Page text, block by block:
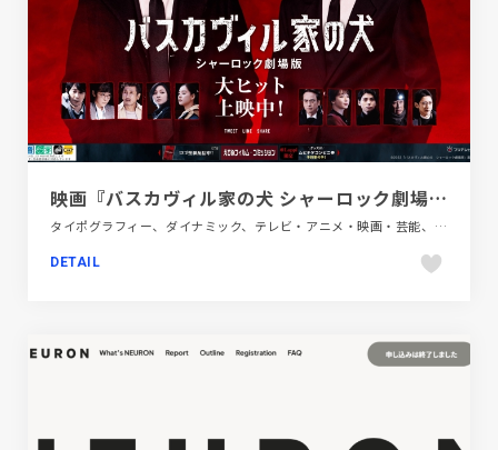
映画『バスカヴィル家の犬 シャーロック劇場版』公式サイト
タイポグラフィー、ダイナミック、テレビ・アニメ・映画・芸能、ブラック系 、ブランド・サービスサイト、レッド系、大きめ写真
DETAIL